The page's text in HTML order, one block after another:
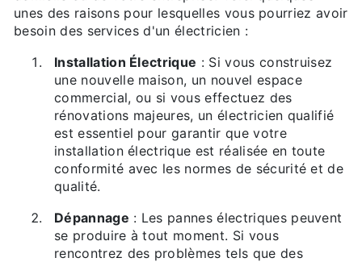
unes des raisons pour lesquelles vous pourriez avoir
besoin des services d'un électricien :
Installation Électrique : Si vous construisez
une nouvelle maison, un nouvel espace
commercial, ou si vous effectuez des
rénovations majeures, un électricien qualifié
est essentiel pour garantir que votre
installation électrique est réalisée en toute
conformité avec les normes de sécurité et de
qualité.
Dépannage : Les pannes électriques peuvent
se produire à tout moment. Si vous
rencontrez des problèmes tels que des